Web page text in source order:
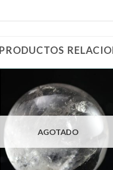
PRODUCTOS
Añadir
a la
lista de
deseos
AGOTADO